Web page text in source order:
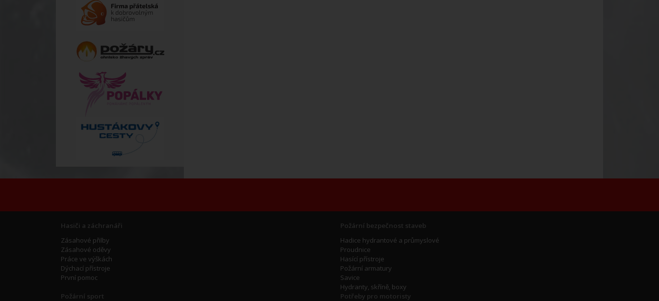
Hasiči a záchranáři
Zásahové přilby
Zásahové oděvy
Práce ve výškách
Dýchací přístroje
První pomoc
Požární bezpečnost staveb
Hadice hydrantové a průmyslové
Proudnice
Hasící přístroje
Požární armatury
Savice
Hydranty, skříně, boxy
Požární sport
Potřeby pro motoristy